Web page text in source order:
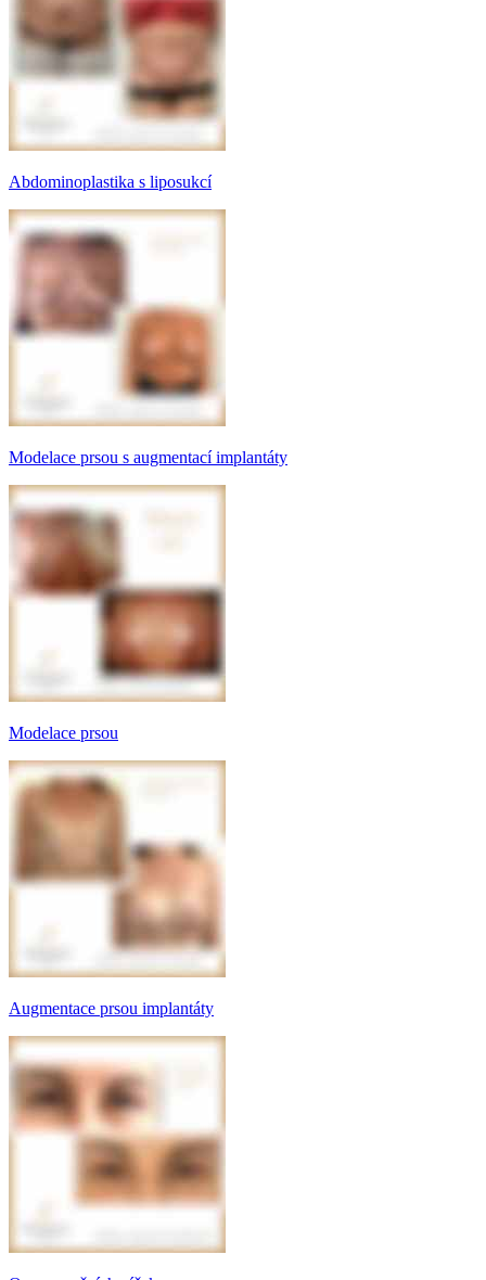
Abdominoplastika s liposukcí
Modelace prsou s augmentací implantáty
Modelace prsou
Augmentace prsou implantáty